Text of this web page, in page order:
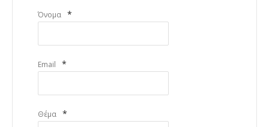
Όνομα *
Email *
Θέμα *